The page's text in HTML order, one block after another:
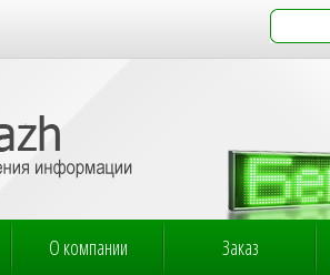
О компании Заказ